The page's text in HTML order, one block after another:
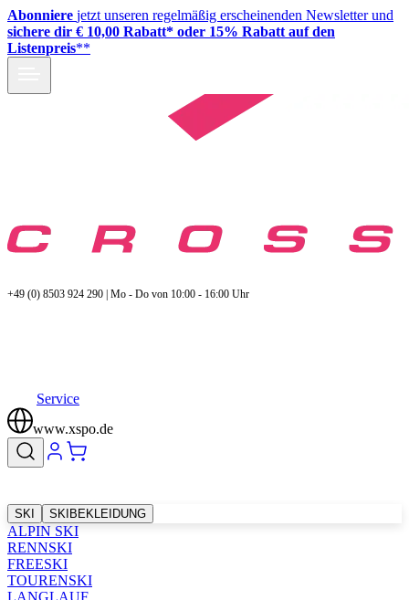
Abonniere jetzt unseren regelmäßig erscheinenden Newsletter und
sichere dir € 10,00 Rabatt* oder 15% Rabatt auf den
Listenpreis**
+49 (0) 8503 924 290 | Mo - Do von 10:00 - 16:00 Uhr
Service
www.xspo.de
SKI SKIBEKLEIDUNG
ALPIN SKI
RENNSKI
FREESKI
TOURENSKI
LANGLAUF